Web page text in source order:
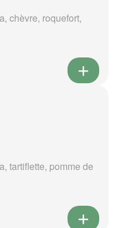
chèvre, roquefort,
tartiflette, pomme de